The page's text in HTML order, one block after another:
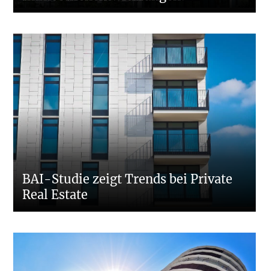
BAI-Studie zeigt Trends bei Private
Real Estate